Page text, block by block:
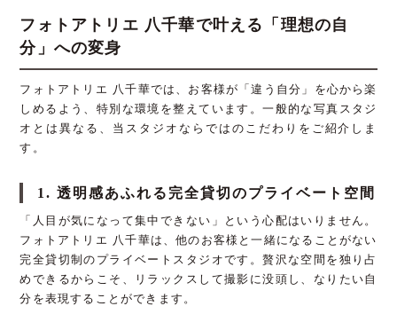
フォトアトリエ 八千華で叶える「理想の自
分」への変身
フォトアトリエ 八千華では、お客様が「違う自分」を心から楽
しめるよう、特別な環境を整えています。一般的な写真スタジ
オとは異なる、当スタジオならではのこだわりをご紹介しま
す。
1. 透明感あふれる完全貸切のプライベート空間
「人目が気になって集中できない」という心配はいりません。
フォトアトリエ 八千華は、他のお客様と一緒になることがない
完全貸切制のプライベートスタジオです。贅沢な空間を独り占
めできるからこそ、リラックスして撮影に没頭し、なりたい自
分を表現することができます。